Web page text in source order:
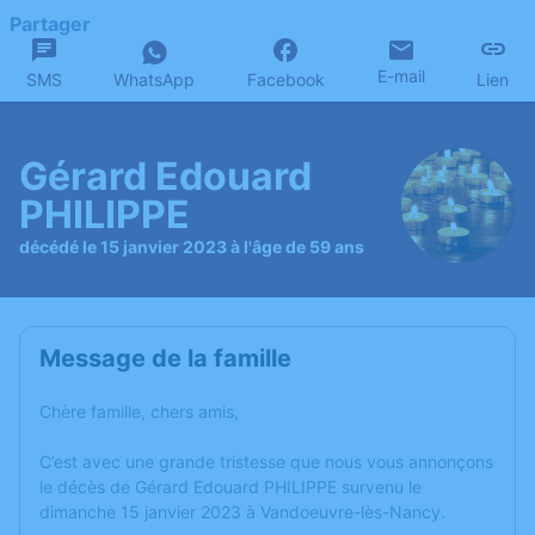
Partager
SMS WhatsApp Facebook E-mail Lien
Gérard Edouard
PHILIPPE
décédé le 15 janvier 2023 à l'âge de 59 ans
Message de la famille
Chère famille, chers amis,
C’est avec une grande tristesse que nous vous annonçons
le décès de Gérard Edouard PHILIPPE survenu le
dimanche 15 janvier 2023 à Vandoeuvre-lès-Nancy.